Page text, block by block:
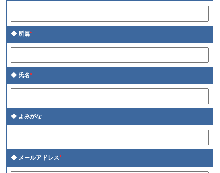
所属*
氏名*
よみがな
メールアドレス*